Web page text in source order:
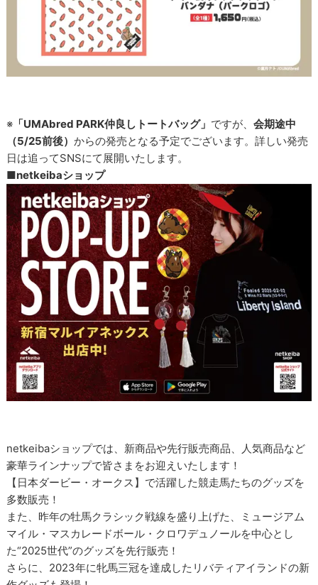
※ 「UMAbred PARK仲良しトートバッグ」 ですが、会期途中
（5/25前後）からの発売となる予定でございます。詳しい発売
日は追ってSNSにて展開いたします。
■netkeibaショップ
netkeibaショップでは、新商品や先行販売商品、人気商品など
豪華ラインナップで皆さまをお迎えいたします！
【日本ダービー・オークス】で活躍した競走馬たちのグッズを
多数販売！
また、昨年の牡馬クラシック戦線を盛り上げた、ミュージアム
マイル・マスカレードボール・クロワデュノールを中心とし
た“2025世代”のグッズを先行販売！
さらに、2023年に牝馬三冠を達成したリバティアイランドの新